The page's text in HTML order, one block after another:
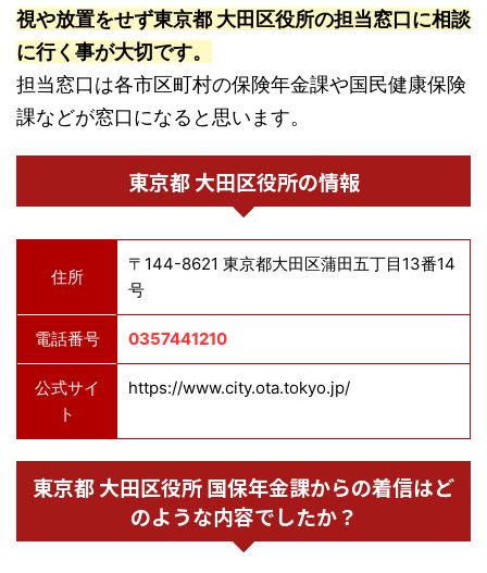
視や放置をせず東京都 大田区役所の担当窓口に相談
に行く事が大切です。
担当窓口は各市区町村の保険年金課や国民健康保険
課などが窓口になると思います。
東京都 大田区役所の情報
住所
〒144-8621 東京都大田区蒲田五丁目13番14
号
電話番号 0357441210
公式サイ
ト
https://www.city.ota.tokyo.jp/
東京都 大田区役所 国保年金課からの着信はど
のような内容でしたか？